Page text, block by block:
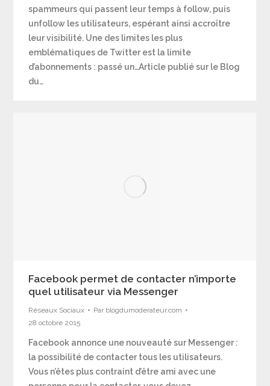
spammeurs qui passent leur temps à follow, puis
unfollow les utilisateurs, espérant ainsi accroître
leur visibilité. Une des limites les plus
emblématiques de Twitter est la limite
d’abonnements : passé un…Article publié sur le Blog
du…
Facebook permet de contacter n’importe
quel utilisateur via Messenger
Réseaux Sociaux Par blogdumoderateur.com
28 octobre 2015
Facebook annonce une nouveauté sur Messenger :
la possibilité de contacter tous les utilisateurs.
Vous n’êtes plus contraint d’être ami avec une